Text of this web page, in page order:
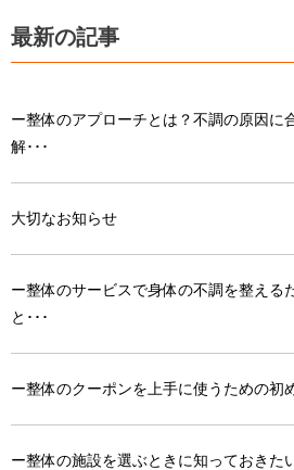
最新の記事
ー整体のアプローチとは？不調の原因に
解･･･
大切なお知らせ
ー整体のサービスで身体の不調を整える
と･･･
ー整体のクーポンを上手に使うための初
ー整体の施設を選ぶときに知っておきた